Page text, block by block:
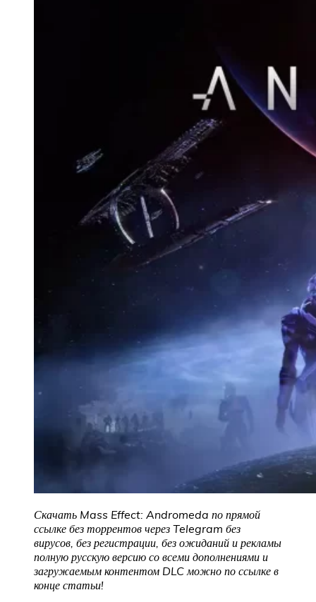
Скачать Mass Effect: Andromeda по прямой
ссылке без торрентов через Telegram без
вирусов, без регистрации, без ожиданий и рекламы
полную русскую версию со всеми дополнениями и
загружаемым контентом DLC можно по ссылке в
конце статьи!